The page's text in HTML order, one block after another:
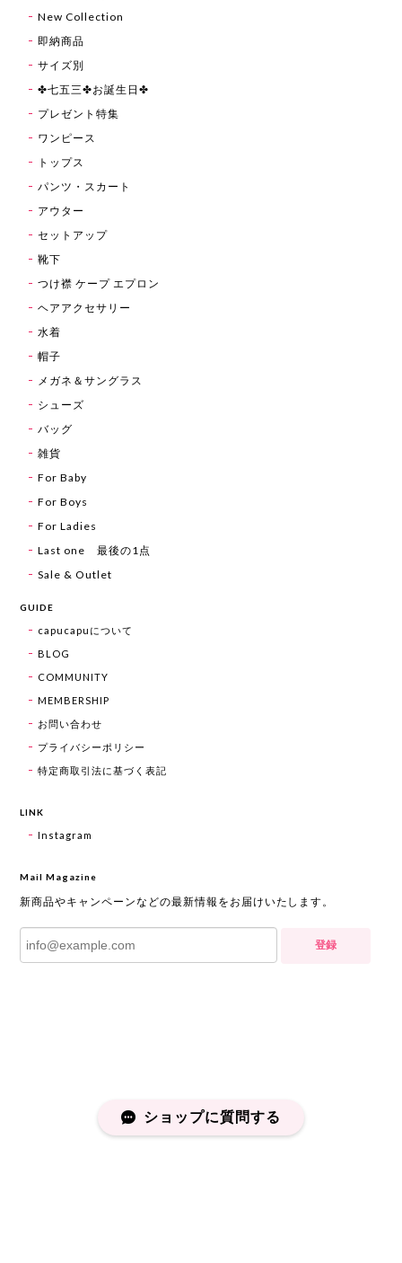
New Collection
即納商品
サイズ別
✤七五三✤お誕生日✤
プレゼント特集
ワンピース
トップス
パンツ・スカート
アウター
セットアップ
靴下
つけ襟 ケープ エプロン
ヘアアクセサリー
水着
帽子
メガネ＆サングラス
シューズ
バッグ
雑貨
For Baby
For Boys
For Ladies
Last one 最後の1点
Sale & Outlet
GUIDE
capucapuについて
BLOG
COMMUNITY
MEMBERSHIP
お問い合わせ
プライバシーポリシー
特定商取引法に基づく表記
LINK
Instagram
Mail Magazine
新商品やキャンペーンなどの最新情報をお届けいたします。
登録
ショップに質問する